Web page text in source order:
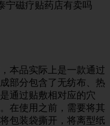
本品实际上是一款通过
部分包含了无纺布、热
通过贴敷相对应的穴
在使用之前，需要将其
包装袋撕开，将离型纸